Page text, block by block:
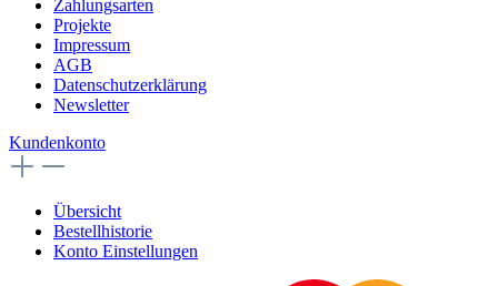
Zahlungsarten
Projekte
Impressum
AGB
Datenschutzerklärung
Newsletter
Kundenkonto
Übersicht
Bestellhistorie
Konto Einstellungen